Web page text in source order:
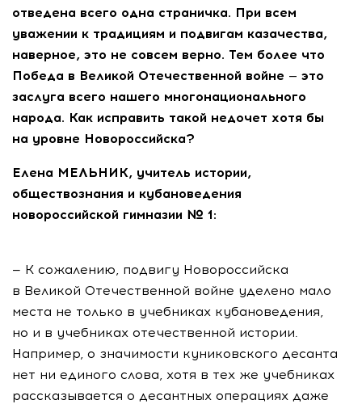
отведена всего одна страничка. При всем
уважении к традициям и подвигам казачества,
наверное, это не совсем верно. Тем более что
Победа в Великой Отечественной войне — это
заслуга всего нашего многонационального
народа. Как исправить такой недочет хотя бы
на уровне Новороссийска?
Елена МЕЛЬНИК, учитель истории,
обществознания и кубановедения
новороссийской гимназии № 1:
— К сожалению, подвигу Новороссийска
в Великой Отечественной войне уделено мало
места не только в учебниках кубановедения,
но и в учебниках отечественной истории.
Например, о значимости куниковского десанта
нет ни единого слова, хотя в тех же учебниках
рассказывается о десантных операциях даже